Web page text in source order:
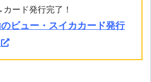
ード発行完了！
ビュー・スイカカード発行